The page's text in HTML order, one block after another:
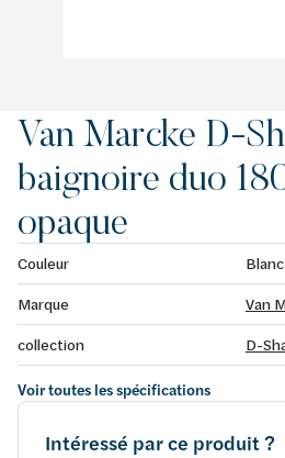
Van Marcke D-
baignoire duo
opaque
Couleur
Blanc
Marque
Van
collection
D-
Voir toutes les spécifications
Intéressé par ce produit ?